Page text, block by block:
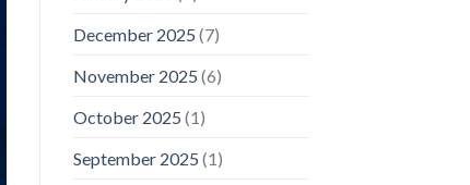
December 2025 (7)
November 2025 (6)
October 2025 (1)
September 2025 (1)